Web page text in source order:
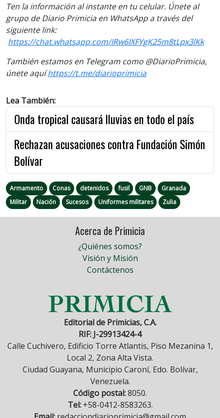
Ten la información al instante en tu celular. Únete al
grupo de Diario Primicia en WhatsApp a través del
siguiente link:
https://chat.whatsapp.com/IRw6IXFYgK25m8tLpx3lKk
También estamos en Telegram como @DiarioPrimicia,
únete aquíhttps://t.me/diarioprimicia
Lea También:
Onda tropical causará lluvias en todo el país
Rechazan acusaciones contra Fundación Simón
Bolívar
Armamento Conas detenidos fusil GNB
Granada
Militar
Nación Sucesos Uniformes militares Zulia
Acerca de Primicia
¿Quiénes somos?
Visión y Misión
Contáctenos
Editorial de Primicias, C.A.
RIF: J-29913424-4
Calle Cuchivero, Edificio Torre Atlantis, Piso Mezanina 1,
Local 2, Zona Alta Vista.
Ciudad Guayana, Municipio Caroní, Edo. Bolívar,
Venezuela.
Código postal:8050.
Tel:+58-0412-8583263.